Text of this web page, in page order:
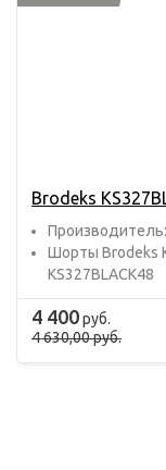
Brodeks
Шорты Brodeks
KS327BLAСK48
4 400руб.
4 630,00 руб.